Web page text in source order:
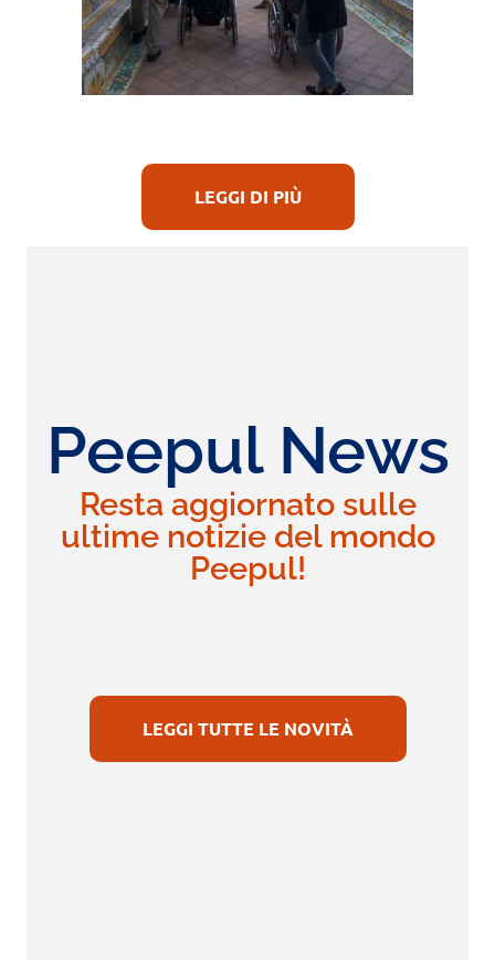
LEGGI DI PIÙ
Peepul News
Resta aggiornato sulle
ultime notizie del mondo
Peepul!
LEGGI TUTTE LE NOVITÀ